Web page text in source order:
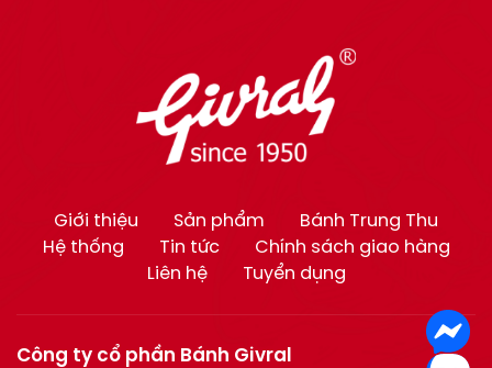
Giới thiệu Sản phẩm
Bánh Trung Thu
Hệ thống
Tin tức
Chính sách giao hàng
Liên hệ
Tuyển dụng
Công ty cổ phần Bánh Givral